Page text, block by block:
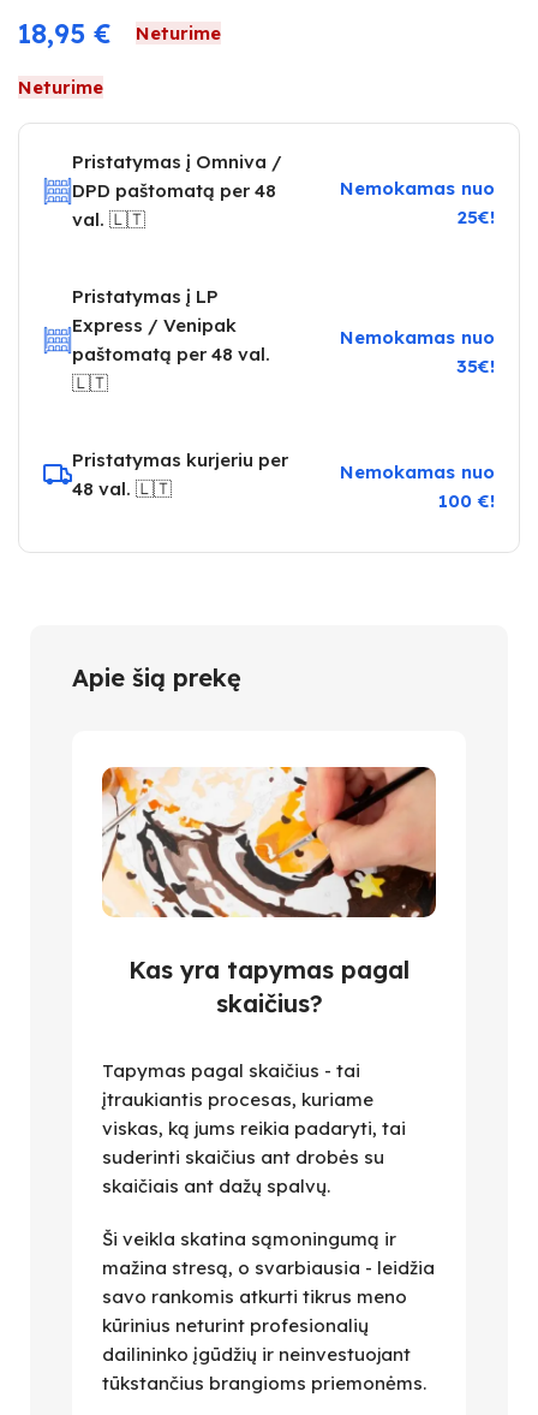
18,95 € Neturime
Neturime
Pristatymas į Omniva /
DPD paštomatą per 48
val. 🇱🇹
Nemokamas nuo
25€!
Pristatymas į LP
Express / Venipak
paštomatą per 48 val.
🇱🇹
Nemokamas nuo
35€!
Pristatymas kurjeriu per
48 val. 🇱🇹
Nemokamas nuo
100 €!
Apie šią prekę
Kas yra tapymas pagal
skaičius?
Tapymas pagal skaičius - tai
įtraukiantis procesas, kuriame
viskas, ką jums reikia padaryti, tai
suderinti skaičius ant drobės su
skaičiais ant dažų spalvų.
Ši veikla skatina sąmoningumą ir
mažina stresą, o svarbiausia - leidžia
savo rankomis atkurti tikrus meno
kūrinius neturint profesionalių
dailininko įgūdžių ir neinvestuojant
tūkstančius brangioms priemonėms.